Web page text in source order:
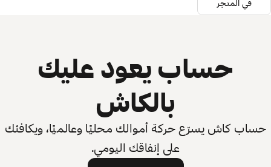
في المتجر
حساب يعود عليك
بالكاش
حساب كاش يسرّع حركة أموالك محليًا وعالميًا، ويكافئك
على إنفاقك اليومي.